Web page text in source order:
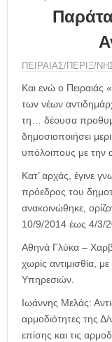
ΠΕΙΡΑΙΑΣ/ΠΕΡΙΞ/
Και ενώ ο Πειραιάς
των νέων
τη… δέουσα
δημοσιοποιήσει
υπόλοιπους με την
Κατ’ αρχάς, έγινε
πρόεδρος του
ανακοινώθηκε,
10/9/2014 έως 4/3/
Αθηνά Γλύκα –
χωρίς αντιμισθία,
Υπηρεσιών.
Ιωάννης Μελάς:
αρμοδιότητες της
επίσης και τις